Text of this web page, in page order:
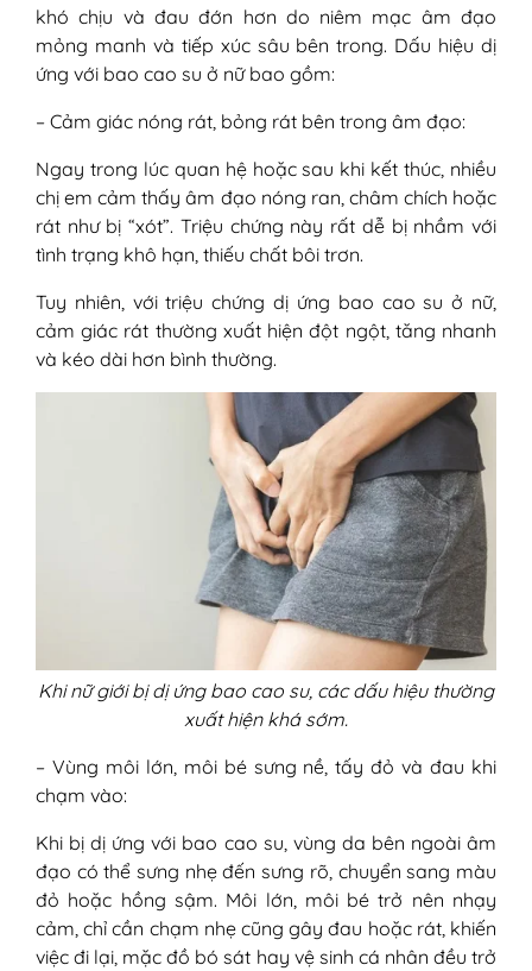
khó chịu và đau đớn hơn do niêm mạc âm đạo
mỏng manh và tiếp xúc sâu bên trong. Dấu hiệu dị
ứng với bao cao su ở nữ bao gồm:
– Cảm giác nóng rát, bỏng rát bên trong âm đạo:
Ngay trong lúc quan hệ hoặc sau khi kết thúc, nhiều
chị em cảm thấy âm đạo nóng ran, châm chích hoặc
rát như bị “xót”. Triệu chứng này rất dễ bị nhầm với
tình trạng khô hạn, thiếu chất bôi trơn.
Tuy nhiên, với triệu chứng dị ứng bao cao su ở nữ,
cảm giác rát thường xuất hiện đột ngột, tăng nhanh
và kéo dài hơn bình thường.
Khi nữ giới bị dị ứng bao cao su, các dấu hiệu thường
xuất hiện khá sớm.
– Vùng môi lớn, môi bé sưng nề, tấy đỏ và đau khi
chạm vào:
Khi bị dị ứng với bao cao su, vùng da bên ngoài âm
đạo có thể sưng nhẹ đến sưng rõ, chuyển sang màu
đỏ hoặc hồng sậm. Môi lớn, môi bé trở nên nhạy
cảm, chỉ cần chạm nhẹ cũng gây đau hoặc rát, khiến
việc đi lại, mặc đồ bó sát hay vệ sinh cá nhân đều trở